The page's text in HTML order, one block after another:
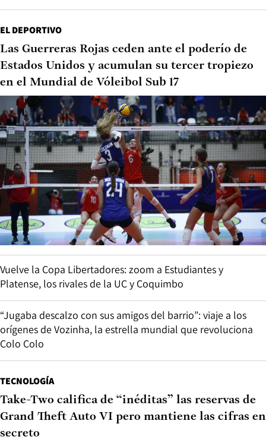
EL DEPORTIVO
Las Guerreras Rojas ceden ante el poderío de
Estados Unidos y acumulan su tercer tropiezo
en el Mundial de Vóleibol Sub 17
Vuelve la Copa Libertadores: zoom a Estudiantes y
Platense, los rivales de la UC y Coquimbo
“Jugaba descalzo con sus amigos del barrio”: viaje a los
orígenes de Vozinha, la estrella mundial que revoluciona
Colo Colo
TECNOLOGÍA
Take-Two califica de “inéditas” las reservas de
Grand Theft Auto VI pero mantiene las cifras en
secreto